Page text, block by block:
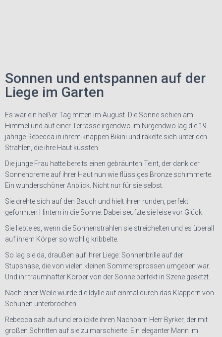
Sonnen und entspannen auf der
Liege im Garten
Es war ein heißer Tag mitten im August. Die Sonne schien am
Himmel und auf einer Terrasse irgendwo im Nirgendwo lag die 19-
jährige Rebecca in ihrem knappen Bikini und räkelte sich unter den
Strahlen, die ihre Haut küssten.
Die junge Frau hatte bereits einen gebräunten Teint, der dank der
Sonnencreme auf ihrer Haut nun wie flüssiges Bronze schimmerte.
Ein wunderschöner Anblick. Nicht nur für sie selbst.
Sie drehte sich auf den Bauch und hielt ihren runden, perfekt
geformten Hintern in die Sonne. Dabei seufzte sie leise vor Glück.
Sie liebte es, wenn die Sonnenstrahlen sie streichelten und es überall
auf ihrem Körper so wohlig kribbelte.
So lag sie da, draußen auf ihrer Liege: Sonnenbrille auf der
Stupsnase, die von vielen kleinen Sommersprossen umgeben war.
Und ihr traumhafter Körper von der Sonne perfekt in Szene gesetzt.
Nach einer Weile wurde die Idylle auf einmal durch das Klappern von
Schuhen unterbrochen.
Rebecca sah auf und erblickte ihren Nachbarn Herr Byrker, der mit
großen Schritten auf sie zu marschierte. Ein eleganter Mann im